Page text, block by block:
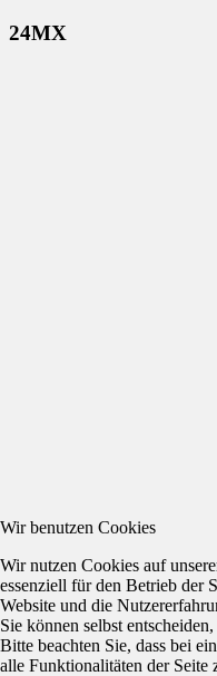
24MX
Wir benutzen Cookies
Wir nutzen Cookies auf
essenziell für den Betrieb der
Website und die
Sie können selbst
Bitte beachten Sie, dass bei
alle Funktionalitäten der Seite